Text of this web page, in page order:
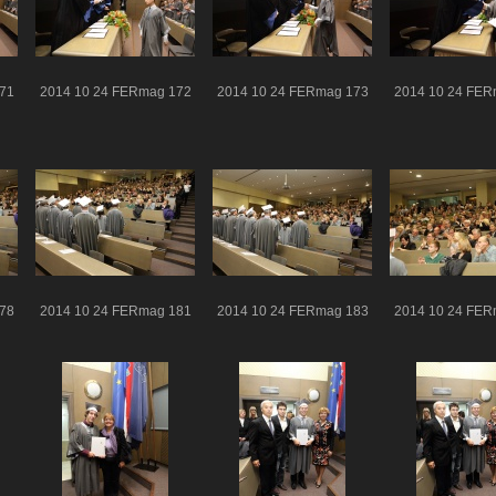
2014 10 24 FERmag 172 2014 10 24 FERmag 173 2014 10 24
2014 10 24 FERmag 181 2014 10 24 FERmag 183 2014 10 24